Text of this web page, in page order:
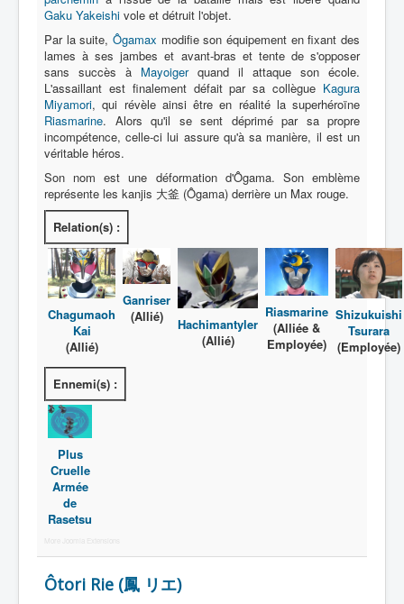
Monstre
Autre
Animal
Race
Archétype
[]
Nom
Catégorie
Motif
All
A
B
D
E
F
G
Gaku Yakeishi vole et détruit l'objet.
Par la suite, Ôgamax modifie son équipement en fixant des
lames à ses jambes et avant-bras et tente de s'opposer
sans succès à Mayoigerquand il attaque son école.
L'assaillant est finalement défait par sa collègue Kagura
Miyamori, qui révèle ainsi être en réalité la superhéroïne
Riasmarine. Alors qu'il se sent déprimé par sa propre
incompétence, celle-ci lui assure qu'à sa manière, il est un
véritable héros.
Son nom est une déformation d'Ôgama. Son emblème
représente les kanjis 大釜 (Ôgama) derrière un Max rouge.
Relation(s) :
Chagumaoh
Kai
(Allié)
Ganriser
(Allié)
Hachimantyler
(Allié)
Riasmarine
(Alliée &
Employée)
Shizukuishi
Tsurara
(Employée)
Ennemi(s) :
Plus
Cruelle
Armée
de
Rasetsu
More Joomla Extensions
Ôtori Rie (鳳 リエ)